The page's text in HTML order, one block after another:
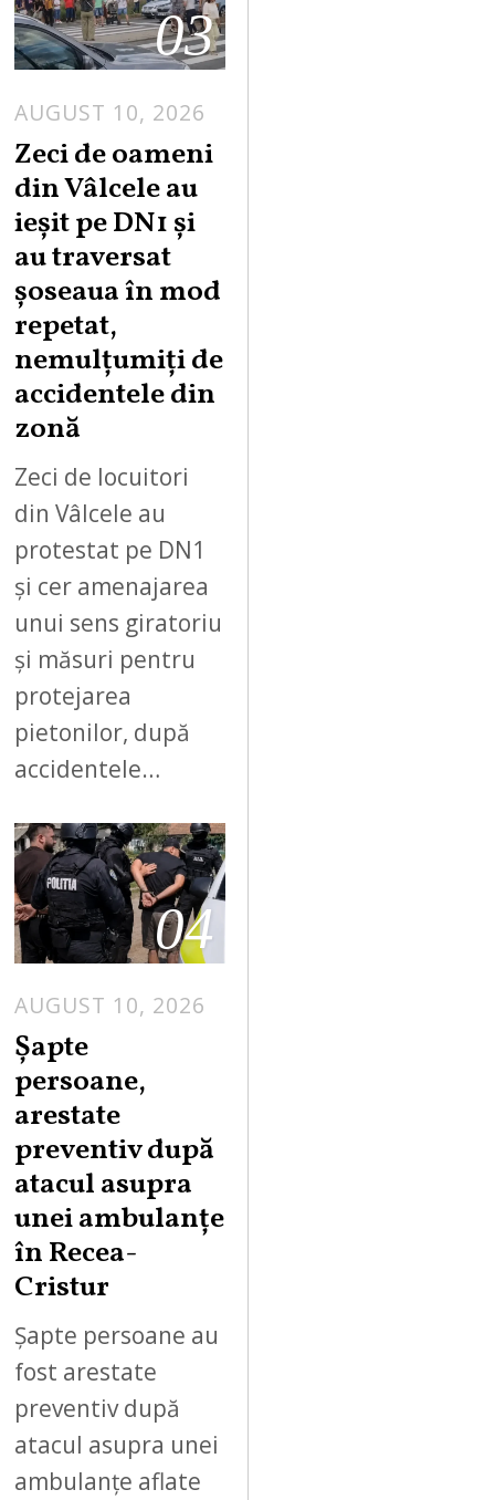
03
AUGUST 10, 2026
U
G
1
,
0
Zeci de oameni
din Vâlcele au
ieșit pe DN1 și
au traversat
șoseaua în mod
repetat,
nemulțumiți de
accidentele din
zonă
Zeci de locuitori
din Vâlcele au
protestat pe DN1
și cer amenajarea
unui sens giratoriu
și măsuri pentru
protejarea
pietonilor, după
accidentele…
04
AUGUST 10, 2026
Șapte
persoane,
arestate
preventiv după
atacul asupra
unei ambulanțe
în Recea-
Cristur
Șapte persoane au
fost arestate
preventiv după
atacul asupra unei
ambulanțe aflate